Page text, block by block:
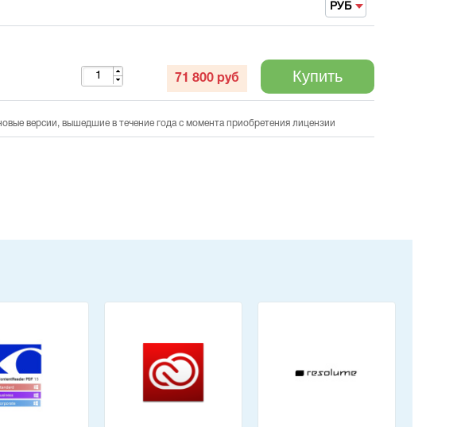
РУБ
71 800 руб Купить
версии, вышедшие в течение года с момента приобретения лицензии